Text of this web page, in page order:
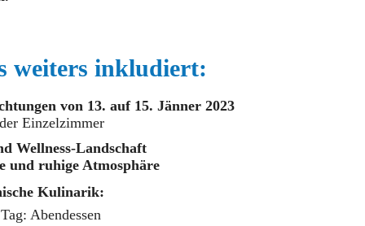
weiters inkludiert:
von 13. auf 15. Jänner 2023
Einzelzimmer
Wellness-Landschaft
und ruhige Atmosphäre
Kulinarik:
Abendessen